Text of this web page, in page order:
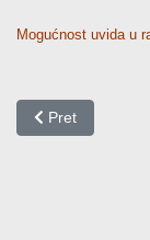
Mogućnost uvida u
Prethodni
Pret